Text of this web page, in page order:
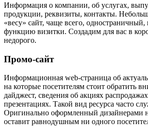
Информация о компании, об услугах,
продукции, реквизиты, контакты.
«весу» сайт, чаще всего,
функцию визитки. Создадим для вас в
недорого.
Промо-сайт
Информационная web-страница об
на которые посетителям стоит обратить
дайджест, сведения об акциях
презентациях. Такой вид ресурса часто
Оригинально оформленный дизайнерами
оставит равнодушным ни одного